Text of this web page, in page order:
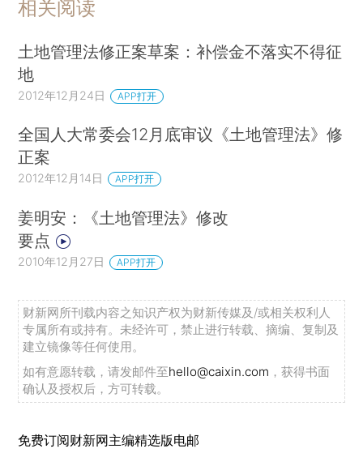
相关阅读
土地管理法修正案草案：补偿金不落实不得征
地
2012年12月24日 APP打开
全国人大常委会12月底审议《土地管理法》修
正案
2012年12月14日 APP打开
姜明安：《土地管理法》修改
要点
2010年12月27日 APP打开
财新网所刊载内容之知识产权为财新传媒及/或相关权利人
专属所有或持有。未经许可，禁止进行转载、摘编、复制及
建立镜像等任何使用。
如有意愿转载，请发邮件至hello@caixin.com ，获得书面
确认及授权后，方可转载。
免费订阅财新网主编精选版电邮